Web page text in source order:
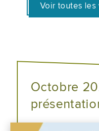
Voir toutes
Octobre